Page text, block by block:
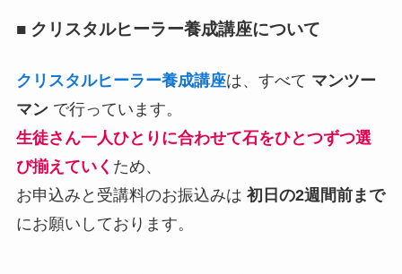
■ クリスタルヒーラー養成講座について
クリスタルヒーラー養成講座は、すべて マンツー
マンで行っています。
生徒さん一人ひとりに合わせて石をひとつずつ選
び揃えていく ため、
お申込みと受講料のお振込みは 初日の2週間前まで
にお願いしております。